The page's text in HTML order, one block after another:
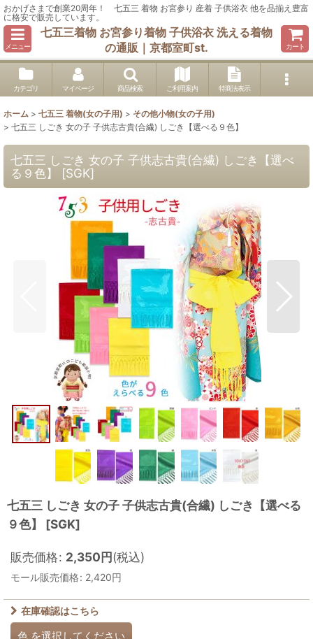
おかげさまで創業20周年！ 七五三 着物 お宮参り 産着 子供浴衣 他を品揃え豊富
に格安で販売しています。
メニュー
七五三着物 お宮参り着物 子供浴衣 洗える着物
の通販｜京都室町st.
カート
カテゴリ マイページ 商品検索 ご利用案内 特商法表示
ホーム > 七五三 着物(女の子用) > その他小物(女の子用)
> 七五三 しごき 女の子 子供志古貴(合繊) しごき【選べる９色】
七五三 しごき 女の子 子供志古貴(合繊) しごき【選べ
る９色】
[SGK]
七五三 しごき 女の子 子供志古貴(合繊) しごき【選べる
９色】
[SGK]
販売価格: 2,350円(税込)
モール販売価格: 2,420円
在庫確認はこちら
色 を選択してください